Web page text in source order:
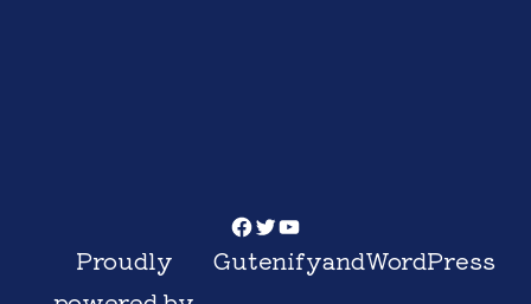
Facebook
Twitter
YouTube
Proudly
GutenifyandWordPress